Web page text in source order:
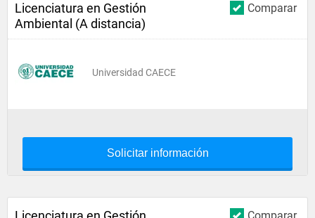
Comparar
Licenciatura en Gestión
Ambiental (A distancia)
Universidad CAECE
Solicitar información